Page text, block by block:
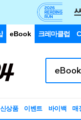
eBook 크레마클럽
신상품 이벤트 바이백 매